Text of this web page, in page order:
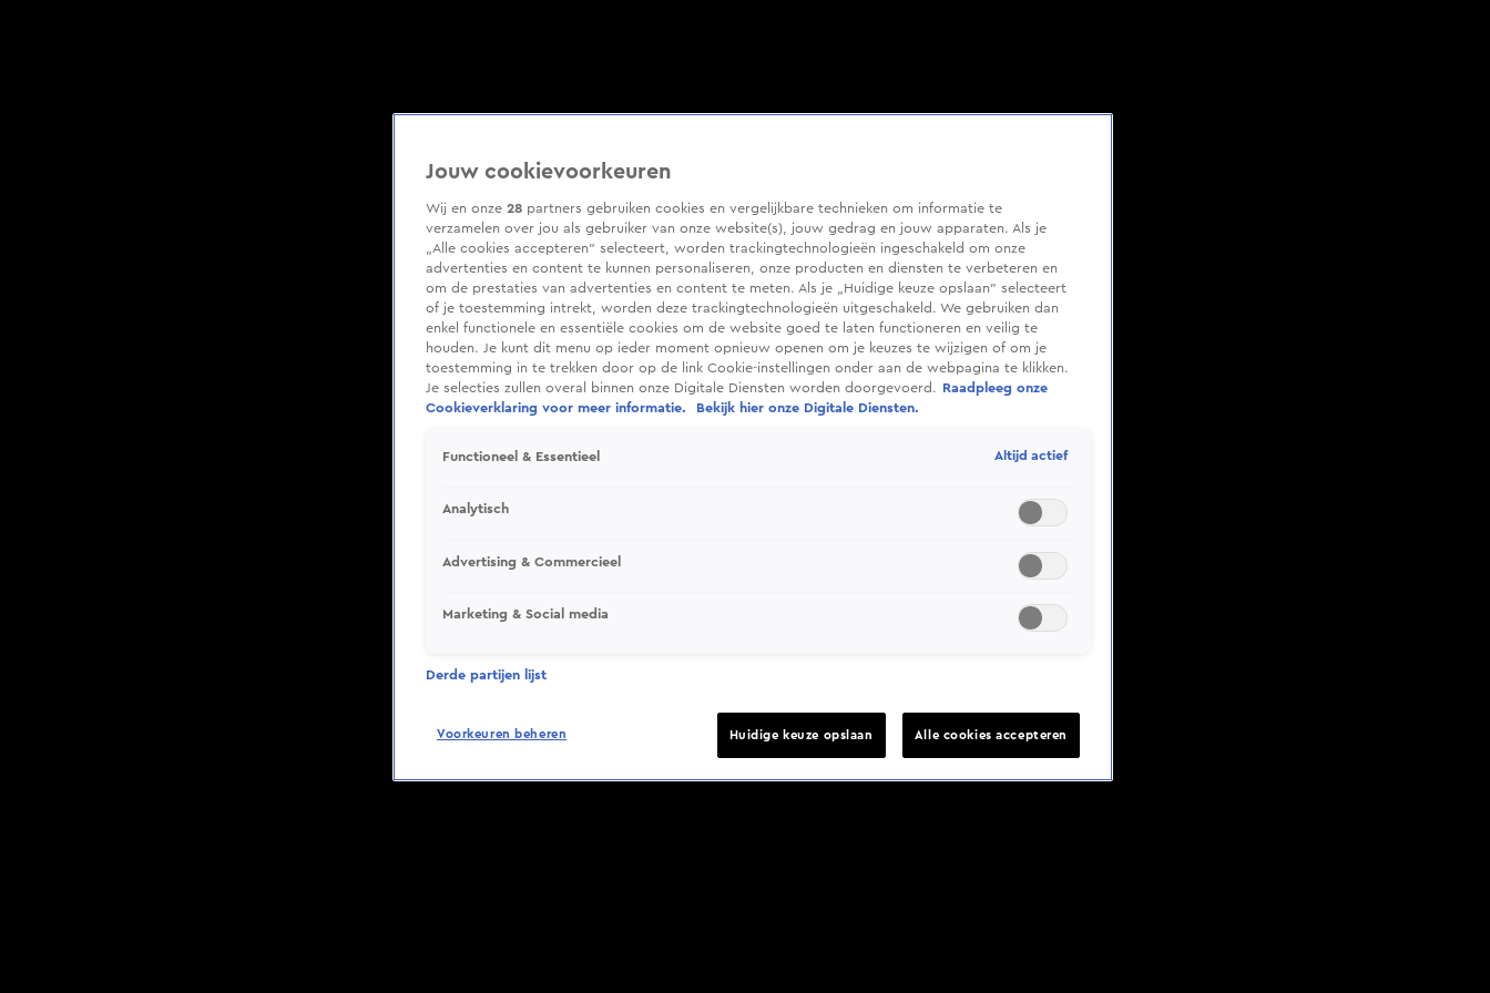
Jouw cookievoorkeuren
Wij en onze 28 partners gebruiken cookies en vergelijkbare technieken om informatie te
verzamelen over jou als gebruiker van onze website(s), jouw gedrag en jouw apparaten. Als je
„Alle cookies accepteren” selecteert, worden trackingtechnologieën ingeschakeld om onze
advertenties en content te kunnen personaliseren, onze producten en diensten te verbeteren en
om de prestaties van advertenties en content te meten. Als je „Huidige keuze opslaan” selecteert
of je toestemming intrekt, worden deze trackingtechnologieën uitgeschakeld. We gebruiken dan
enkel functionele en essentiële cookies om de website goed te laten functioneren en veilig te
houden. Je kunt dit menu op ieder moment opnieuw openen om je keuzes te wijzigen of om je
toestemming in te trekken door op de link Cookie-instellingen onder aan de webpagina te klikken.
Je selecties zullen overal binnen onze Digitale Diensten worden doorgevoerd.
Raadpleeg onze
Cookieverklaring voor meer informatie.
Bekijk hier onze Digitale Diensten.
Functioneel & Essentieel Altijd actief
Analytisch
Advertising & Commercieel
Marketing & Social media
Derde partijen lijst
Voorkeuren beheren Huidige keuze opslaan Alle cookies accepteren